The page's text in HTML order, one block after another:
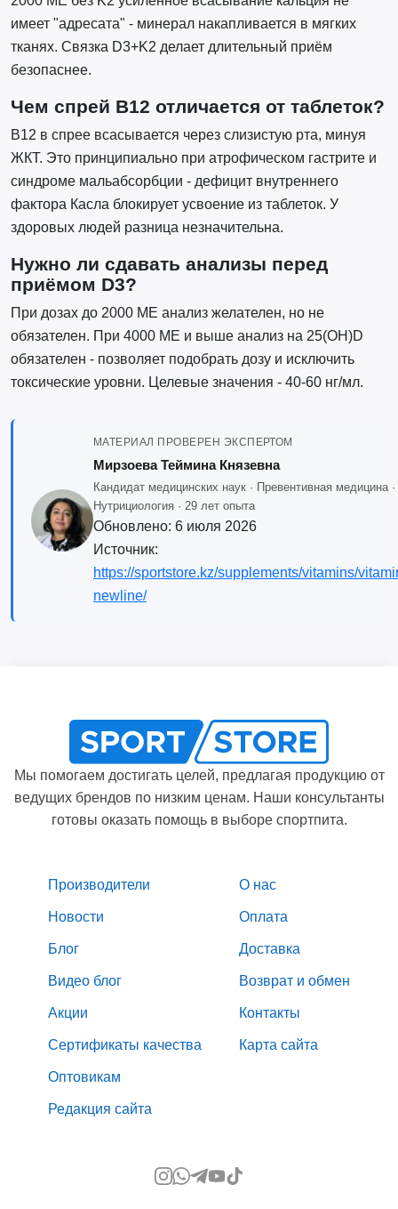
имеет "адресата" - минерал накапливается в мягких
тканях. Связка D3+K2 делает длительный приём
безопаснее.
Чем спрей B12 отличается от таблеток?
B12 в спрее всасывается через слизистую рта, минуя
ЖКТ. Это принципиально при атрофическом гастрите и
синдроме мальабсорбции - дефицит внутреннего
фактора Касла блокирует усвоение из таблеток. У
здоровых людей разница незначительна.
Нужно ли сдавать анализы перед
приёмом D3?
При дозах до 2000 МЕ анализ желателен, но не
обязателен. При 4000 МЕ и выше анализ на 25(ОН)D
обязателен - позволяет подобрать дозу и исключить
токсические уровни. Целевые значения - 40-60 нг/мл.
МАТЕРИАЛ ПРОВЕРЕН ЭКСПЕРТОМ
Мирзоева Теймина Князевна
Кандидат медицинских наук · Превентивная медицина ·
Нутрициология · 29 лет опыта
Обновлено: 6 июля 2026
Источник:
https://sportstore.kz/supplements/vitamins/
newline/
Мы помогаем достигать целей, предлагая продукцию от
ведущих брендов по низким ценам. Наши консультанты
готовы оказать помощь в выборе спортпита.
Производители
Новости
Блог
Видео блог
Акции
Сертификаты качества
Оптовикам
Редакция сайта
О нас
Оплата
Доставка
Возврат и обмен
Контакты
Карта сайта